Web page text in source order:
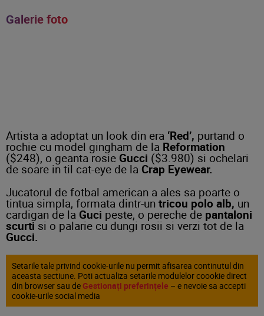
Galerie foto
Artista a adoptat un look din era ‘Red’, purtand o
rochie cu model gingham de la Reformation
($248), o geanta rosie Gucci ($3.980) si ochelari
de soare in til cat-eye de la Crap Eyewear.
Jucatorul de fotbal american a ales sa poarte o
tintua simpla, formata dintr-un tricou polo alb, un
cardigan de la Guci peste, o pereche de pantaloni
scurtisi o palarie cu dungi rosii si verzi tot de la
Gucci.
Setarile tale privind cookie-urile nu permit afisarea continutul din
aceasta sectiune. Poti actualiza setarile modulelor coookie direct
din browser sau de Gestionați preferințele – e nevoie sa accepti
cookie-urile social media